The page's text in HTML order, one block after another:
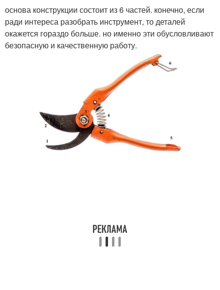
основа конструкции состоит из 6 частей. конечно, если
ради интереса разобрать инструмент, то деталей
окажется гораздо больше. но именно эти обусловливают
безопасную и качественную работу.